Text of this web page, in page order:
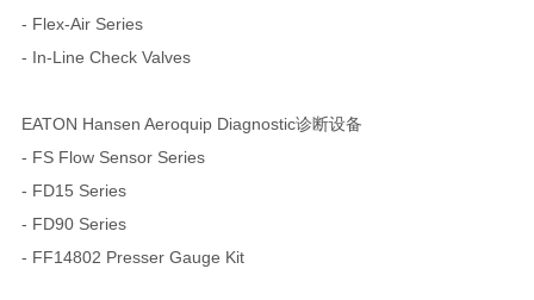
- Flex-Air Series
- In-Line Check Valves
EATON Hansen Aeroquip Diagnostic诊断设备
- FS Flow Sensor Series
- FD15 Series
- FD90 Series
- FF14802 Presser Gauge Kit